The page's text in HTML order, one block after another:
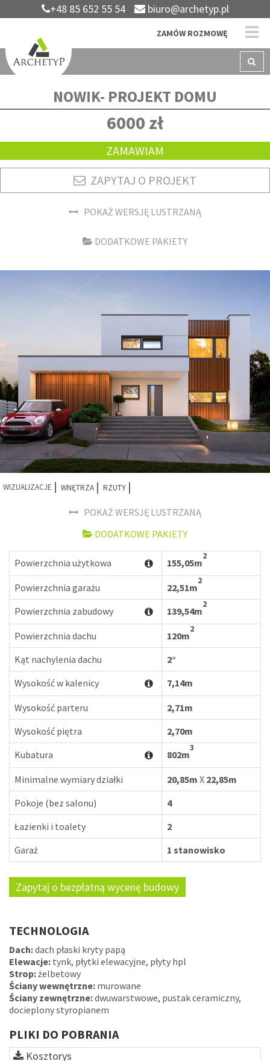
+48 85 652 55 54 biuro@archetyp.pl
ZAMÓW ROZMOWĘ
NOWIK- PROJEKT DOMU
6000 zł
ZAMAWIAM
ZAPYTAJ O PROJEKT
POKAŻ WERSJĘ LUSTRZANĄ
DODATKOWE PAKIETY
WIZUALIZACJE WNĘTRZA RZUTY
POKAŻ WERSJĘ LUSTRZANĄ
DODATKOWE PAKIETY
Powierzchnia użytkowa 155,05m
2
Powierzchnia garażu 22,51m
2
Powierzchnia zabudowy 139,54m
2
Powierzchnia dachu 120m
2
Kąt nachylenia dachu
2°
Wysokość w kalenicy
7,14m
Wysokość parteru
2,71m
Wysokość piętra
2,70m
Kubatura
802m
3
Minimalne wymiary działki 20,85m X 22,85m
Pokoje (bez salonu)
4
Łazienki i toalety
2
Garaż
1 stanowisko
Zapytaj o bezpłatną wycenę budowy
TECHNOLOGIA
Dach:dach płaski kryty papą
Elewacje: tynk, płytki elewacyjne, płyty hpl
Strop:żelbetowy
Ściany wewnętrzne: murowane
Ściany zewnętrzne:dwuwarstwowe, pustak ceramiczny,
docieplony styropianem
PLIKI DO POBRANIA
Kosztorys